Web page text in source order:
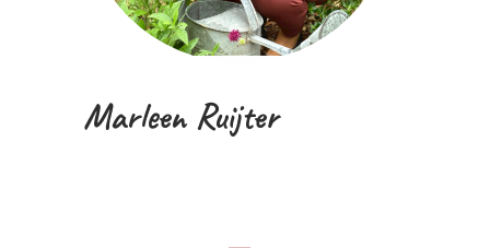
Marleen Ruijter